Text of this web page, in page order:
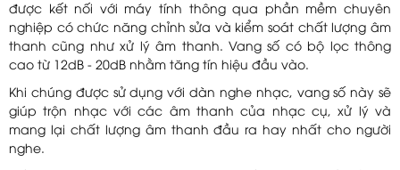
được kết nối với máy tính thông qua phần mềm chuyên
nghiệp có chức năng chỉnh sửa và kiểm soát chất lượng âm
thanh cũng như xử lý âm thanh. Vang số có bộ lọc thông
cao từ 12dB - 20dB nhằm tăng tín hiệu đầu vào.
Khi chúng được sử dụng với dàn nghe nhạc, vang số này sẽ
giúp trộn nhạc với các âm thanh của nhạc cụ, xử lý và
mang lại chất lượng âm thanh đầu ra hay nhất cho người
nghe.